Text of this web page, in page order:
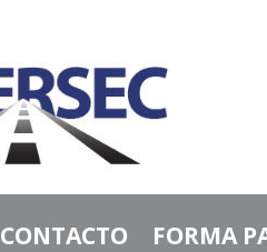
CONTACTO FORMA